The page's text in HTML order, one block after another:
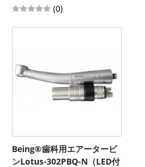
(0)
Being®歯科用エアータービ
ンLotus-302PBQ-N（LED付